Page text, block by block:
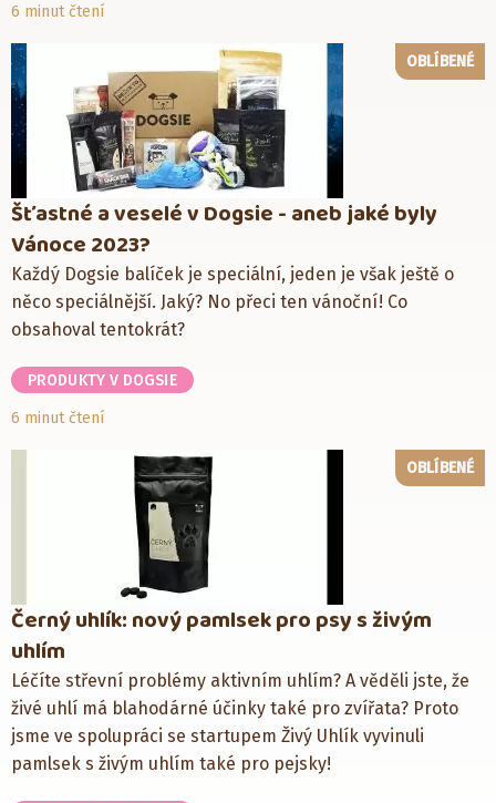
6 minut čtení
OBLÍBENÉ
Šťastné a veselé v Dogsie - aneb jaké byly
Vánoce 2023?
Každý Dogsie balíček je speciální, jeden je však ještě o
něco speciálnější. Jaký? No přeci ten vánoční! Co
obsahoval tentokrát?
PRODUKTY V DOGSIE
6 minut čtení
OBLÍBENÉ
Černý uhlík: nový pamlsek pro psy s živým
uhlím
Léčíte střevní problémy aktivním uhlím? A věděli jste, že
živé uhlí má blahodárné účinky také pro zvířata? Proto
jsme ve spolupráci se startupem Živý Uhlík vyvinuli
pamlsek s živým uhlím také pro pejsky!